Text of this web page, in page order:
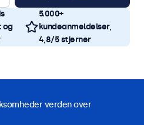
og
5.000+
kundeanmeldelser,
4,8/5 stjerner
verden over